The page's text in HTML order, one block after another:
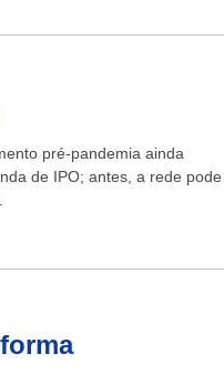
pré-pandemia ainda
de IPO; antes, a rede pode